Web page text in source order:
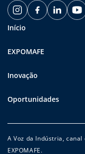
Início
EXPOMAFE
Inovação
Oportunidades
A Voz da Indústria, canal
EXPOMAFE.